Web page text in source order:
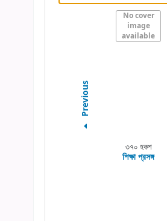
Previous
No cover
image
available
৩৭০ হকশ
শিক্ষা প্রসঙ্গ